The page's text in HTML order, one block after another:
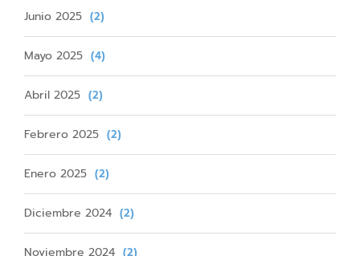
Junio 2025 (2)
Mayo 2025 (4)
Abril 2025 (2)
Febrero 2025 (2)
Enero 2025 (2)
Diciembre 2024 (2)
Noviembre 2024 (2)